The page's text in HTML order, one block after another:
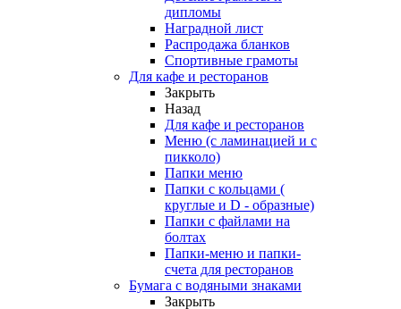
дипломы
Наградной лист
Распродажа бланков
Спортивные грамоты
Для кафе и ресторанов
Закрыть
Назад
Для кафе и ресторанов
Меню (с ламинацией и с
пикколо)
Папки меню
Папки с кольцами (
круглые и D - образные)
Папки с файлами на
болтах
Папки-меню и папки-
счета для ресторанов
Бумага с водяными знаками
Закрыть